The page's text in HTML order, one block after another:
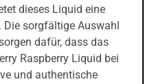
dieses Liquid eine
sorgfältige Auswahl
dafür, dass das
Raspberry Liquid bei
und authentische